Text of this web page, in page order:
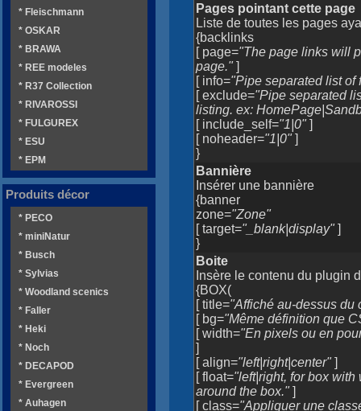
Pages pointant cette page
Liste de toutes les pages
{backlinks
[ page="The page links will
page."]
[ info="Pipe separated list of
[ exclude="Pipe separated
listing. ex:
[ include_self="1|0"]
[ noheader="1|0"]
}
Bannière
Insérer une bannière
{banner
zone="Zone"
[ target="_blank|display"]
}
Boite
Insère le contenu du plugin
{BOX(
[ title="Affiché au-dessus du
[ bg="Même définition que
[ width="En pixels ou en
]
[ align="left|right|center"]
[ float="left|right, for box
around the box."]
[ class="Appliquer une
* Fleischmann
* OSKAR
* BRAWA
* REE modeles
* R37 Collection
* RIVAROSSI
* FULGUREX
* ESU
* EPM
Produits décor
* PECO
* miniNatur
* Busch
* Sylvias
* Woodland scenics
* Faller
* Heki
* Noch
* DECAPOD
* Evergreen
* Auhagen